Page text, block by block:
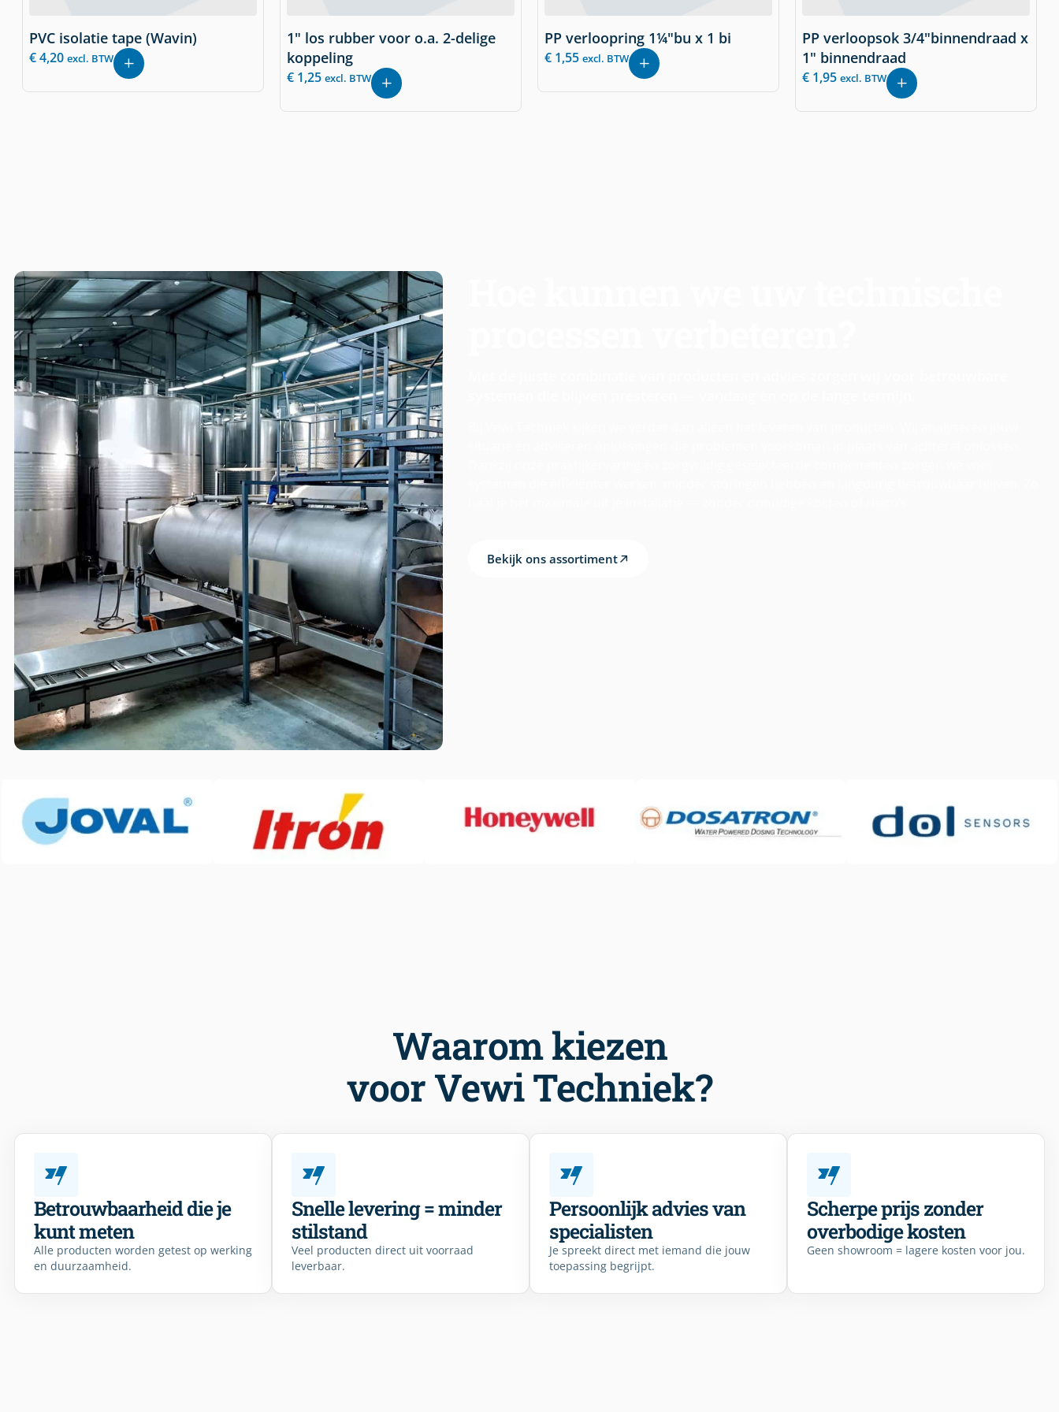
PVC isolatie tape (Wavin)
€4,20 excl. BTW
1" los rubber voor o.a. 2-delige
koppeling
€ 1,25 excl. BTW
PP verloopring 1¼"bu x 1 bi
€ 1,55 excl. BTW
PP verloopsok 3/4"binnendraad x
1" binnendraad
€ 1,95 excl. BTW
Bekijk ons assortiment
Waarom kiezen
voor Vewi Techniek?
Betrouwbaarheid die je
kunt meten
Alle producten worden getest op werking
en duurzaamheid.
Snelle levering = minder
stilstand
Veel producten direct uit voorraad
leverbaar.
Persoonlijk advies van
specialisten
Je spreekt direct met iemand die jouw
toepassing begrijpt.
Scherpe prijs zonder
overbodige kosten
Geen showroom = lagere kosten voor jou.